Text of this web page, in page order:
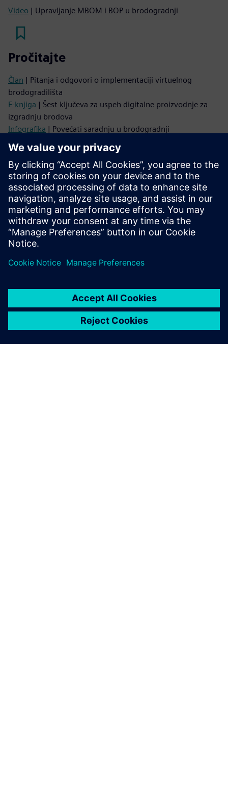
Video | Upravljanje MBOM i BOP u brodogradnji
Pročitajte
Član | Pitanja i odgovori o implementaciji virtuelnog
brodogradilišta
E-knjiga | Šest ključeva za uspeh digitalne proizvodnje za
izgradnju brodova
Infografika | Povećati saradnju u brodogradnji
Obratite se pitanjima ili komentarima. Ovde smo da
pomognemo.